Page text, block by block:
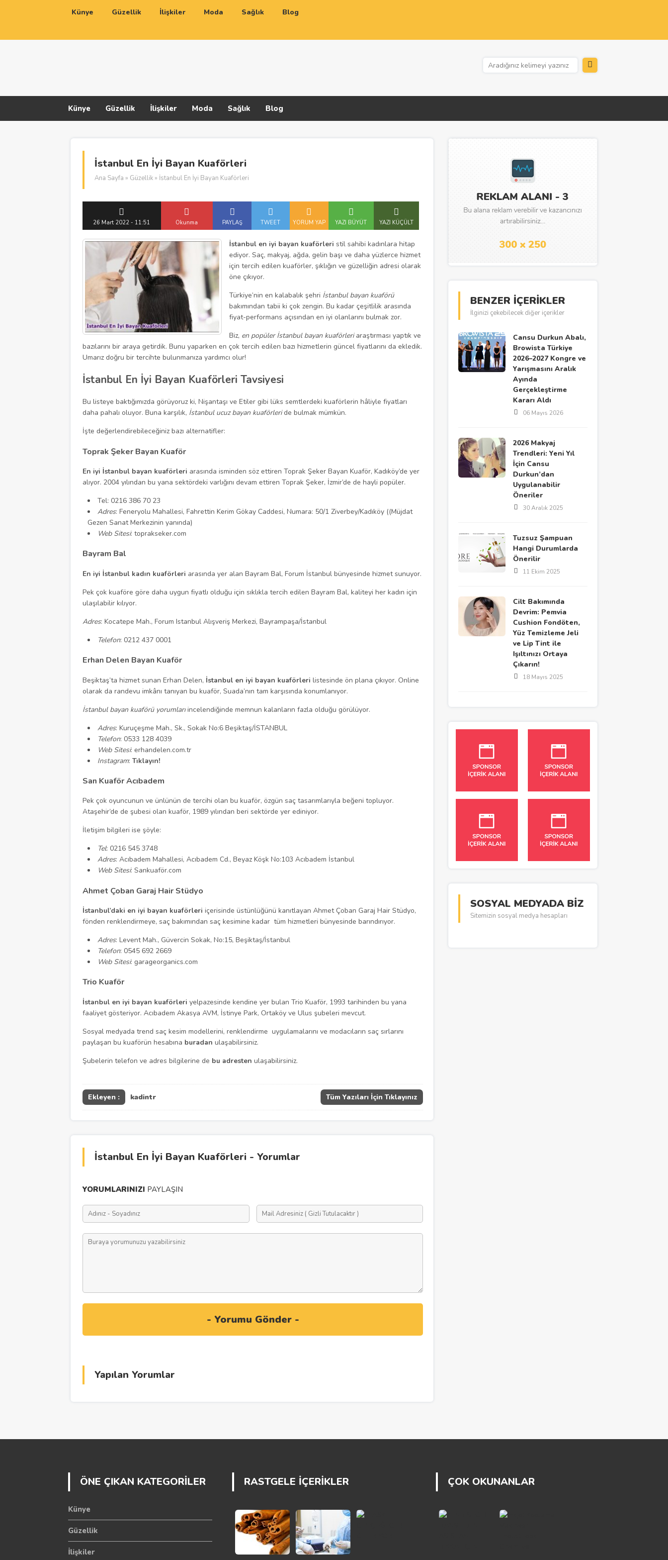
Künye Güzellik İlişkiler Moda Sağlık Blog
Künye Güzellik İlişkiler Moda Sağlık Blog
İstanbul En İyi Bayan Kuaförleri
Ana Sayfa » Güzellik » İstanbul En İyi Bayan Kuaförleri
26 Mart 2022 - 11:51 Okunma PAYLAŞ TWEET YORUM YAP YAZI BÜYÜT YAZI KÜÇÜLT
İstanbul en iyi bayan kuaförleri stil sahibi kadınlara hitap
ediyor. Saç, makyaj, ağda, gelin başı ve daha yüzlerce hizmet
için tercih edilen kuaförler, şıklığın ve güzelliğin adresi olarak
öne çıkıyor.
Türkiye’nin en kalabalık şehri İstanbul bayan kuaförü
bakımından tabii ki çok zengin. Bu kadar çeşitlilik arasında
fiyat-performans açısından en iyi olanlarını bulmak zor.
Biz, en popüler İstanbul bayan kuaförleriaraştırması yaptık ve
bazılarını bir araya getirdik. Bunu yaparken en çok tercih edilen bazı hizmetlerin güncel fiyatlarını da ekledik.
Umarız doğru bir tercihte bulunmanıza yardımcı olur!
İstanbul En İyi Bayan Kuaförleri Tavsiyesi
Bu listeye baktığımızda görüyoruz ki, Nişantaşı ve Etiler gibi lüks semtlerdeki kuaförlerin hâliyle fiyatları
daha pahalı oluyor. Buna karşılık, İstanbul ucuz bayan kuaförleride bulmak mümkün.
İşte değerlendirebileceğiniz bazı alternatifler:
Toprak Şeker Bayan Kuaför
En iyi İstanbul bayan kuaförleri arasında isminden söz ettiren Toprak Şeker Bayan Kuaför, Kadıköy’de yer
alıyor. 2004 yılından bu yana sektördeki varlığını devam ettiren Toprak Şeker, İzmir’de de hayli popüler.
Tel: 0216 386 70 23
Adres: Feneryolu Mahallesi, Fahrettin Kerim Gökay Caddesi, Numara: 50/1 Ziverbey/Kadıköy ((Müjdat
Gezen Sanat Merkezinin yanında)
Web Sitesi: toprakseker.com
Bayram Bal
En iyi İstanbul kadın kuaförleri arasında yer alan Bayram Bal, Forum İstanbul bünyesinde hizmet sunuyor.
Pek çok kuaföre göre daha uygun fiyatlı olduğu için sıklıkla tercih edilen Bayram Bal, kaliteyi her kadın için
ulaşılabilir kılıyor.
Adres: Kocatepe Mah., Forum Istanbul Alışveriş Merkezi, Bayrampaşa/İstanbul
Telefon: 0212 437 0001
Erhan Delen Bayan Kuaför
Beşiktaş’ta hizmet sunan Erhan Delen, İstanbul en iyi bayan kuaförleri listesinde ön plana çıkıyor. Online
olarak da randevu imkânı tanıyan bu kuaför, Suada’nın tam karşısında konumlanıyor.
İstanbul bayan kuaförü yorumlarıincelendiğinde memnun kalanların fazla olduğu görülüyor.
Adres: Kuruçeşme Mah., Sk., Sokak No:6 Beşiktaş/İSTANBUL
Telefon: 0533 128 4039
Web Sitesi: erhandelen.com.tr
Instagram: Tıklayın!
San Kuaför Acıbadem
Pek çok oyuncunun ve ünlünün de tercihi olan bu kuaför, özgün saç tasarımlarıyla beğeni topluyor.
Ataşehir’de de şubesi olan kuaför, 1989 yılından beri sektörde yer ediniyor.
İletişim bilgileri ise şöyle:
Tel: 0216 545 3748
Adres: Acıbadem Mahallesi, Acıbadem Cd., Beyaz Köşk No:103 Acıbadem İstanbul
Web Sitesi: Sankuaför.com
Ahmet Çoban Garaj Hair Stüdyo
İstanbul’daki en iyi bayan kuaförleri içerisinde üstünlüğünü kanıtlayan Ahmet Çoban Garaj Hair Stüdyo,
fönden renklendirmeye, saç bakımından saç kesimine kadar tüm hizmetleri bünyesinde barındırıyor.
Adres: Levent Mah., Güvercin Sokak, No:15, Beşiktaş/İstanbul
Telefon: 0545 692 2669
Web Sitesi: garageorganics.com
Trio Kuaför
İstanbul en iyi bayan kuaförleri yelpazesinde kendine yer bulan Trio Kuaför, 1993 tarihinden bu yana
faaliyet gösteriyor. Acıbadem Akasya AVM, İstinye Park, Ortaköy ve Ulus şubeleri mevcut.
Sosyal medyada trend saç kesim modellerini, renklendirme uygulamalarını ve modacıların saç sırlarını
paylaşan bu kuaförün hesabına buradan ulaşabilirsiniz.
Şubelerin telefon ve adres bilgilerine de bu adresten ulaşabilirsiniz.
Ekleyen : kadintr Tüm Yazıları İçin Tıklayınız
İstanbul En İyi Bayan Kuaförleri - Yorumlar
YORUMLARINIZI PAYLAŞIN
Yapılan Yorumlar
BENZER İÇERİKLER
İlginizi çekebilecek diğer içerikler
Cansu Durkun Abalı,
Browista Türkiye
2026–2027 Kongre ve
Yarışmasını Aralık
Ayında
Gerçekleştirme
Kararı Aldı
06 Mayıs 2026
2026 Makyaj
Trendleri: Yeni Yıl
İçin Cansu
Durkun’dan
Uygulanabilir
Öneriler
30 Aralık 2025
Tuzsuz Şampuan
Hangi Durumlarda
Önerilir
11 Ekim 2025
Cilt Bakımında
Devrim: Pemvia
Cushion Fondöten,
Yüz Temizleme Jeli
ve Lip Tint ile
Işıltınızı Ortaya
Çıkarın!
18 Mayıs 2025
SOSYAL MEDYADA BİZ
Sitemizin sosyal medya hesapları
ÖNE ÇIKAN KATEGORİLER
Künye
Güzellik
İlişkiler
RASTGELE İÇERİKLER ÇOK OKUNANLAR